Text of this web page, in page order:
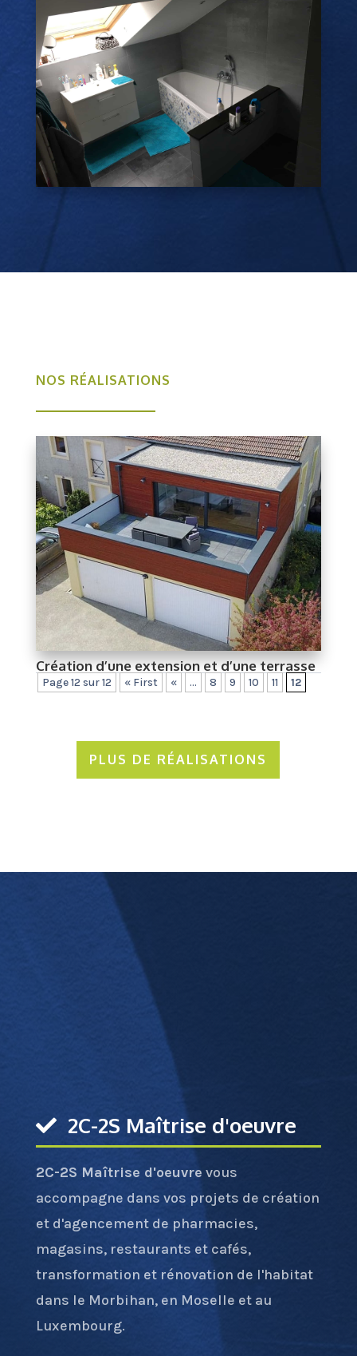
NOS RÉALISATIONS
Création d’une extension et d’une terrasse
Page 12 sur 12 « First « ... 8 9 10 11 12
PLUS DE RÉALISATIONS
2C-2S Maîtrise d'oeuvre
2C-2S Maîtrise d'oeuvre vous
accompagne dans vos projets de création
et d'agencement de pharmacies,
magasins, restaurants et cafés,
transformation et rénovation de l'habitat
dans le Morbihan, en Moselle et au
Luxembourg.